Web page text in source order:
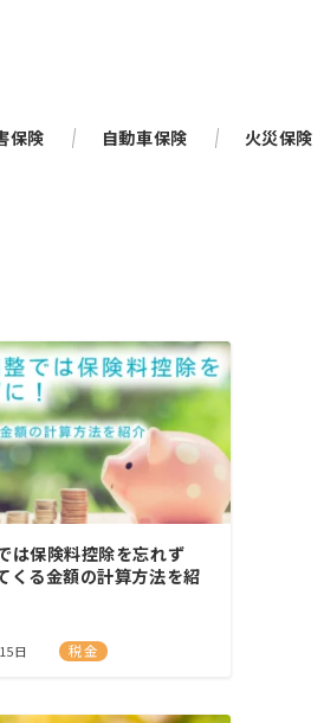
保険 自動車保険 火災保険
税金
は保険料控除を忘れず
くる金額の計算方法を紹
日